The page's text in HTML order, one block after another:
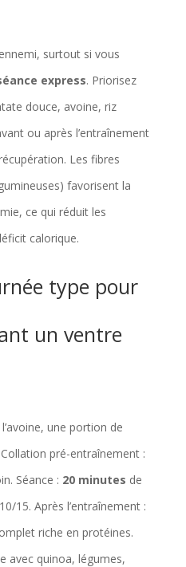
surtout si vous
express. Priorisez
douce, avoine, riz
ou après l’entraînement
Les fibres
favorisent la
ce qui réduit les
calorique.
type pour
un ventre
une portion de
pré-entraînement :
Séance : 20 minutes de
15. Après l’entraînement :
riche en protéines.
avec quinoa, légumes,